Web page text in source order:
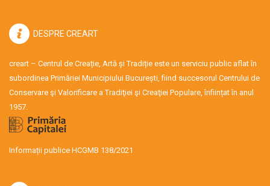
DESPRE CREART
creart – Centrul de Creație, Artă și Tradiție este un serviciu public aflat în
subordinea Primăriei Municipiului București, fiind succesorul Centrului de
Conservare şi Valorificare a Tradiţiei şi Creaţiei Populare, înființat în anul
1957.
Informații publice HCGMB 138/2021